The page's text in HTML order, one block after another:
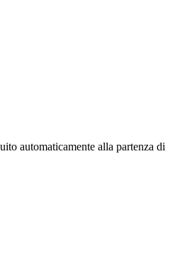
automaticamente alla partenza di